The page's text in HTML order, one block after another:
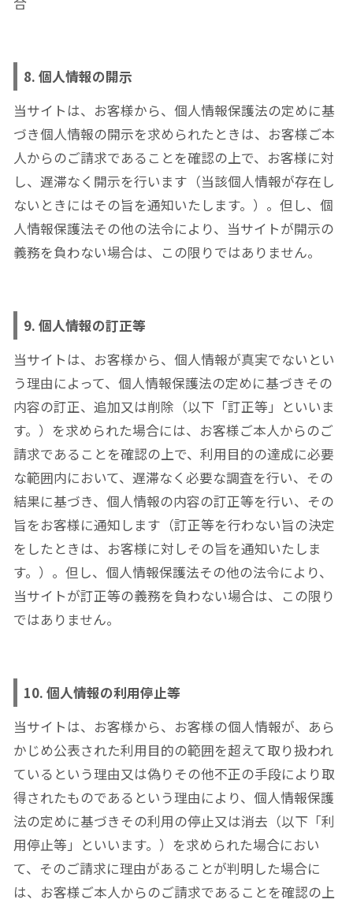
8. 個人情報の開示
当サイトは、お客様から、個人情報保護法の定めに基
づき個人情報の開示を求められたときは、お客様ご本
人からのご請求であることを確認の上で、お客様に対
し、遅滞なく開示を行います（当該個人情報が存在し
ないときにはその旨を通知いたします。）。但し、個
人情報保護法その他の法令により、当サイトが開示の
義務を負わない場合は、この限りではありません。
9. 個人情報の訂正等
当サイトは、お客様から、個人情報が真実でないとい
う理由によって、個人情報保護法の定めに基づきその
内容の訂正、追加又は削除（以下「訂正等」といいま
す。）を求められた場合には、お客様ご本人からのご
請求であることを確認の上で、利用目的の達成に必要
な範囲内において、遅滞なく必要な調査を行い、その
結果に基づき、個人情報の内容の訂正等を行い、その
旨をお客様に通知します（訂正等を行わない旨の決定
をしたときは、お客様に対しその旨を通知いたしま
す。）。但し、個人情報保護法その他の法令により、
当サイトが訂正等の義務を負わない場合は、この限り
ではありません。
10. 個人情報の利用停止等
当サイトは、お客様から、お客様の個人情報が、あら
かじめ公表された利用目的の範囲を超えて取り扱われ
ているという理由又は偽りその他不正の手段により取
得されたものであるという理由により、個人情報保護
法の定めに基づきその利用の停止又は消去（以下「利
用停止等」といいます。）を求められた場合におい
て、そのご請求に理由があることが判明した場合に
は、お客様ご本人からのご請求であることを確認の上